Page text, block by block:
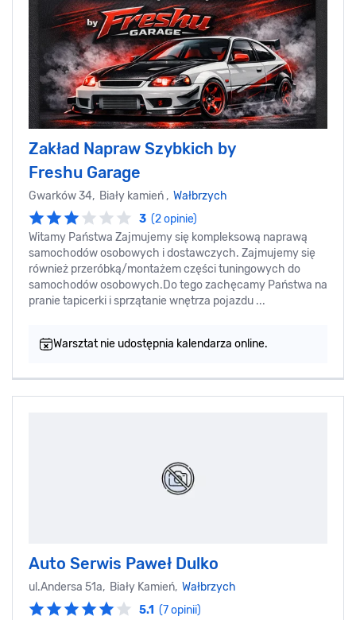
Zakład Napraw Szybkich by
Freshu Garage
Gwarków 34, Biały kamień , Wałbrzych
3 (2 opinie)
Witamy Państwa Zajmujemy się kompleksową naprawą
samochodów osobowych i dostawczych. Zajmujemy się
również przeróbką/montażem części tuningowych do
samochodów osobowych.Do tego zachęcamy Państwa na
pranie tapicerki i sprzątanie wnętrza pojazdu ...
Warsztat nie udostępnia kalendarza online.
Auto Serwis Paweł Dulko
ul.Andersa 51a, Biały Kamień, Wałbrzych
5.1 (7 opinii)